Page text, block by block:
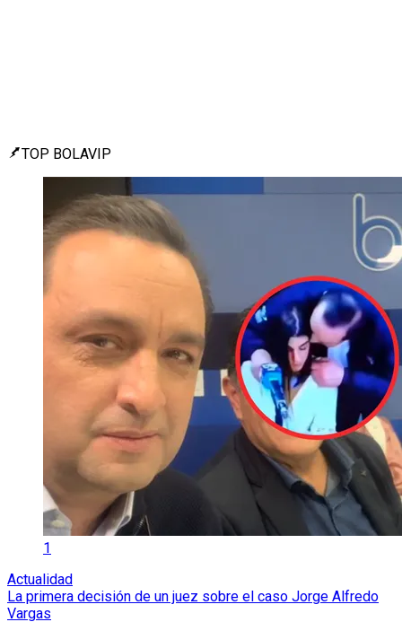
TOP BOLAVIP
1
Actualidad
La primera decisión de un juez sobre el caso Jorge Alfredo
Vargas